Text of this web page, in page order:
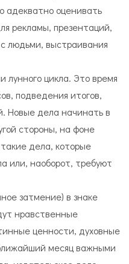
адекватно оценивать
рекламы, презентаций,
людьми, выстраивания
лунного цикла. Это время
подведения итогов,
Новые дела начинать в
стороны, на фоне
дела, которые
или, наоборот, требуют
затмение) в знаке
нравственные
ценности, духовные
месяц важными